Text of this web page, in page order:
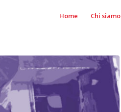
Home Chi siamo